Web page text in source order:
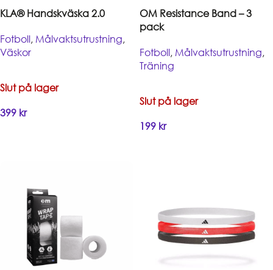
KLA® Handskväska 2.0
Fotboll, Målvaktsutrustning,
Väskor
Slut på lager
399 kr
OM Resistance Band – 3
pack
Fotboll, Målvaktsutrustning,
Träning
Slut på lager
199 kr